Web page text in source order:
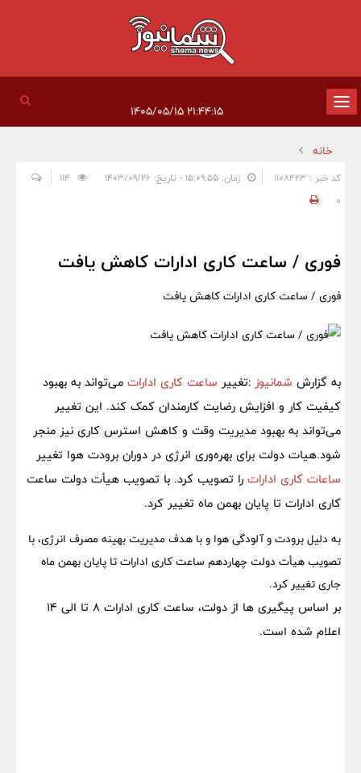
تغییر
وضعیت
ناوبری
خانه
کد خبر : 1108423 زمان: ۱۵:۰۹:۵۵ - تاریخ: ۱۴۰۳/۰۹/۲۶
0
فوری / ساعت کاری ادارات کاهش یافت
فوری / ساعت کاری ادارات کاهش یافت
به گزارش شمانیوز :تغییر ساعت کاری ادارات می‌تواند به بهبود
کیفیت کار و افزایش رضایت کارمندان کمک کند. این تغییر
می‌تواند به بهبود مدیریت وقت و کاهش استرس کاری نیز منجر
شود.هیات دولت برای بهره‌وری انرژی در دوران برودت هوا تغییر
ساعات کاری ادارات را تصویب کرد. با تصویب هیأت دولت ساعت
کاری ادارات تا پایان بهمن ماه تغییر کرد.
به‌ دلیل برودت و آلودگی هوا و با هدف مدیریت بهینه مصرف انرژی، با
تصویب هیأت دولت چهاردهم ساعت کاری ادارات تا پایان بهمن ماه
جاری تغییر کرد.
بر اساس پیگیری ها از دولت، ساعت کاری ادارات 8 تا الی 14
اعلام شده است.